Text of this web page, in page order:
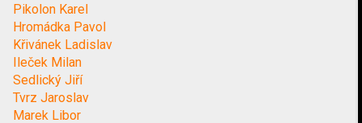
Pikolon Karel
Hromádka Pavol
Křivánek Ladislav
Ileček Milan
Sedlický Jiří
Tvrz Jaroslav
Marek Libor